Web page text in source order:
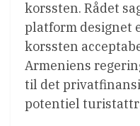
korssten. Rådet
platform designet
korssten
Armeniens
til det
potentiel